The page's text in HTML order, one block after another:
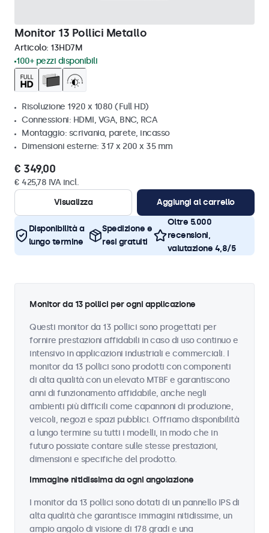
Monitor 13 Pollici Metallo
Articolo: 13HD7M
100+ pezzi disponibili
Risoluzione 1920 x 1080 (Full HD)
Connessioni: HDMI, VGA, BNC, RCA
Montaggio: scrivania, parete, incasso
Dimensioni esterne: 317 x 200 x 35 mm
€ 349,00
€ 425,78 IVA incl.
Visualizza
Aggiungi al carrello
Disponibilità a
lungo termine
Spedizione e
resi gratuiti
Oltre 5.000
recensioni,
valutazione 4,8/5
Monitor da 13 pollici per ogni applicazione
Questi monitor da 13 pollici sono progettati per
fornire prestazioni affidabili in caso di uso continuo e
intensivo in applicazioni industriali e commerciali. I
monitor da 13 pollici sono prodotti con componenti
di alta qualità con un elevato MTBF e garantiscono
anni di funzionamento affidabile, anche negli
ambienti più difficili come capannoni di produzione,
veicoli, negozi e spazi pubblici. Offriamo disponibilità
a lungo termine su tutti i modelli, in modo che in
futuro possiate contare sulle stesse prestazioni,
dimensioni e specifiche del prodotto.
Immagine nitidissima da ogni angolazione
I monitor da 13 pollici sono dotati di un pannello IPS di
alta qualità che garantisce immagini nitidissime, un
ampio angolo di visione di 178 gradi e una